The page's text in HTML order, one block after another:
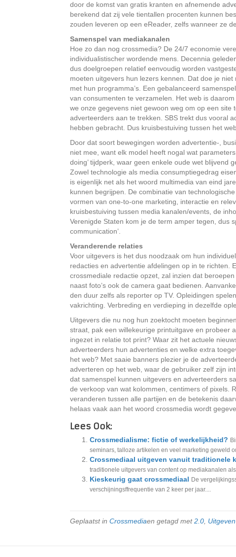
door de komst van gratis kranten en afnemende
berekend dat zij vele tientallen procenten kunnen
zouden leveren op een eReader, zelfs wanneer ze
Samenspel van mediakanalen
Hoe zo dan nog crossmedia? De 24/7 economie
individualistischer wordende mens. Decennia
dus doelgroepen relatief eenvoudig worden
moeten uitgevers hun lezers kennen. Dat doe je
met hun programma’s. Een gebalanceerd
van consumenten te verzamelen. Het web is
we onze gegevens niet gewoon weg om op een site
adverteerders aan te trekken. SBS trekt dus vooral
hebben gebracht. Dus kruisbestuiving tussen het
Door dat soort bewegingen worden advertentie-,
niet mee, want elk model heeft nogal wat
doing’ tijdperk, waar geen enkele oude wet blijvend
Zowel technologie als media consumptiegedrag
is eigenlijk net als het woord multimedia van eind
kunnen begrijpen. De combinatie van
vormen van one-to-one marketing, interactie en
kruisbestuiving tussen media kanalen/events, de
Verenigde Staten kom je de term amper tegen, dus
communication’.
Veranderende relaties
Voor uitgevers is het dus noodzaak om hun
redacties en advertentie afdelingen op in te richten.
crossmediale redactie opzet, zal inzien dat
naast foto’s ook de camera gaat bedienen.
den duur zelfs als reporter op TV. Opleidingen
vakrichting. Verbreding en verdieping in dezelfde
Uitgevers die nu nog hun zoektocht moeten
straat, pak een willekeurige printuitgave en probeer
ingezet in relatie tot print? Waar zit het actuele
adverteerders hun advertenties en welke extra
het web? Met saaie banners plezier je de
adverteren op het web, waar de gebruiker zelf zijn
dat samenspel kunnen uitgevers en adverteerders
de verkoop van wat kolommen, centimers of pixels.
veranderen tussen alle partijen en de betekenis
helaas vaak aan het woord crossmedia wordt
Lees Ook:
Crossmedialisme: fictie of werkelijkheid?
seminars, talloze artikelen en veel marketing geweld
Crossmediaal uitgeven vanuit traditionele
traditionele uitgevers van content op mediakanalen
Kieskeurig gaat crossmediaal De
verschijningsffrequentie van 2 keer per jaar....
Geplaatst in Crossmediaen getagd met2.0 Uitgeven